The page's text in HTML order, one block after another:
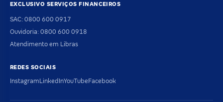
EXCLUSIVO SERVIÇOS FINANCEIROS
SAC: 0800 600 0917
Ouvidoria: 0800 600 0918
Atendimento em Libras
REDES SOCIAIS
InstagramLinkedInYouTubeFacebook